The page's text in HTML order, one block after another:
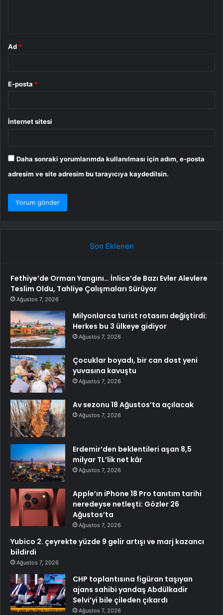
Ad *
E-posta *
İnternet sitesi
Daha sonraki yorumlarımda kullanılması için adım, e-posta
adresim ve site adresim bu tarayıcıya kaydedilsin.
Son Eklenen
Fethiye’de Orman Yangını… İnlice’de Bazı Evler Alevlere
Teslim Oldu, Tahliye Çalışmaları Sürüyor
Ağustos 7, 2026
Milyonlarca turist rotasını değiştirdi:
Herkes bu 3 ülkeye gidiyor
Ağustos 7, 2026
Çocuklar boyadı, bir can dost yeni
yuvasına kavuştu
Ağustos 7, 2026
Av sezonu 18 Ağustos’ta açılacak
Ağustos 7, 2026
Erdemir’den beklentileri aşan 8,5
milyar TL’lik net kâr
Ağustos 7, 2026
Apple’ın iPhone 18 Pro tanıtım tarihi
neredeyse netleşti: Gözler 26
Ağustos’ta
Ağustos 7, 2026
Yubico 2. çeyrekte yüzde 9 gelir artışı ve marj kazancı
bildirdi
Ağustos 7, 2026
CHP toplantısına figüran taşıyan
ajans sahibi yandaş Abdülkadir
Selvi’yi bile çileden çıkardı
Ağustos 7, 2026